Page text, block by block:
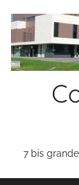
au
contenu
7 bis